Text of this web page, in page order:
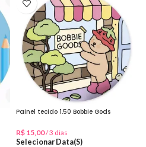
Painel tecido 1.50 Bobbie Gods
R$ 15,00/ 3 dias
Selecionar Data(s)